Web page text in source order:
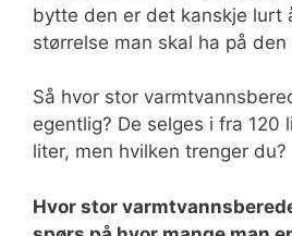
bytte den er det kanskje lurt
størrelse man skal ha på den
Så hvor stor
egentlig? De selges i fra 120
liter, men hvilken trenger du?
Hvor stor